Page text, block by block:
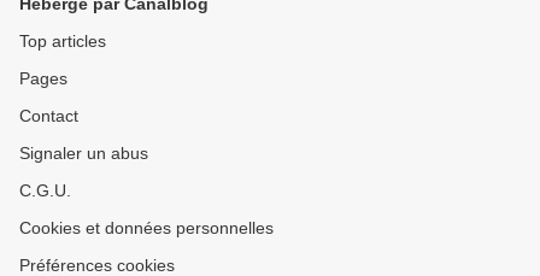
Top articles
Pages
Contact
Signaler un abus
C.G.U.
Cookies et données personnelles
Préférences cookies